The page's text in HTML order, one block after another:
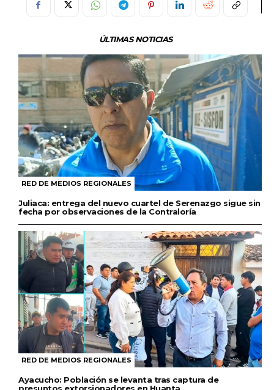
ÚLTIMAS NOTICIAS
RED DE MEDIOS REGIONALES
Juliaca: entrega del nuevo cuartel de Serenazgo sigue sin
fecha por observaciones de la Contraloría
RED DE MEDIOS REGIONALES
Ayacucho: Población se levanta tras captura de